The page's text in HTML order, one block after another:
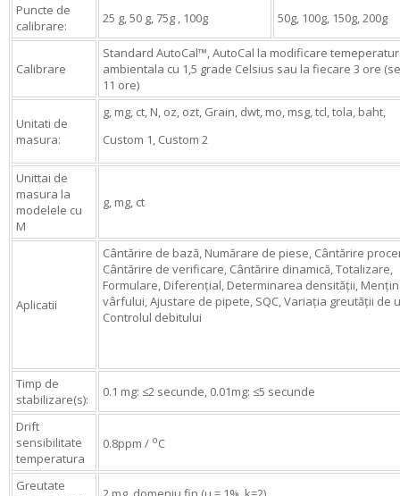
Puncte de
calibrare:
25 g, 50 g, 75g , 100g 50g, 100g, 150g, 200g
Calibrare
Standard AutoCal™, AutoCal la modificare
ambientala cu 1,5 grade Celsius sau la fiecare 3 ore
11 ore)
Unitati de
masura:
g, mg, ct, N, oz, ozt, Grain, dwt, mo, msg, tcl, tola, baht,
Custom 1, Custom 2
Unittai de
masura la
modelele cu
M
g, mg, ct
Aplicatii
Cântărire de bază, Numărare de piese, Cântărire
Cântărire de verificare, Cântărire dinamică, Totalizare,
Formulare, Diferențial, Determinarea densității,
vârfului, Ajustare de pipete, SQC, Variația greutății de
Controlul debitului
Timp de
stabilizare(s):
0.1 mg: ≤2 secunde, 0.01mg: ≤5 secunde
Drift
sensibilitate
temperatura
0.8ppm / oC
Greutate